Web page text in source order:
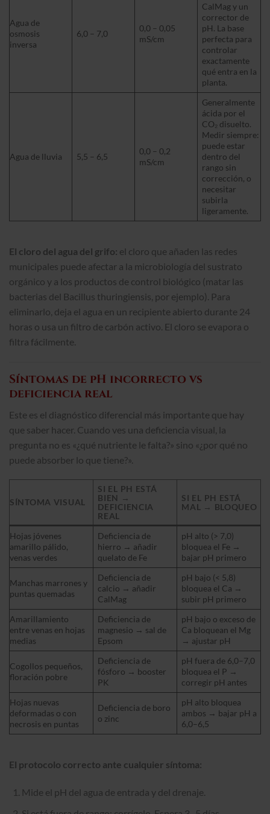
Agua de
osmosis
inversa
6,0 – 7,0
0,0 – 0,05
mS/cm
CalMag y un
corrector de
pH. La base
perfecta para
controlar
exactamente
qué entra en la
planta.
Agua de lluvia 5,5 – 6,5
0,0 – 0,2
mS/cm
Generalmente
ácida por el
CO₂ disuelto.
Medir siempre:
puede estar
dentro del
rango sin
corrección, o
necesitar
subirla
ligeramente.
El cloro del agua del grifo: el cloro que añaden las redes
municipales puede afectar a la microbiología del sustrato
orgánico y a los productos de control biológico (matar las
bacterias del Bacillus thuringiensis, por ejemplo). Para
eliminarlo, deja el agua en un recipiente abierto durante 24
horas o usa un filtro de carbón activo. El cloro se evapora o
filtra fácilmente.
Síntomas de pH incorrecto vs
deficiencia real
Este es el diagnóstico diferencial más importante que hay
que saber hacer. Cuando ves una deficiencia visual, la
pregunta no es «¿qué nutriente le falta?» sino «¿por qué no
puede absorber lo que tiene?».
SÍNTOMA VISUAL
SI EL PH ESTÁ
BIEN →
DEFICIENCIA
REAL
SI EL PH ESTÁ
MAL → BLOQUEO
Hojas jóvenes
amarillo pálido,
venas verdes
Deficiencia de
hierro → añadir
quelato de Fe
pH alto (> 7,0)
bloquea el Fe →
bajar pH primero
Manchas marrones y
puntas quemadas
Deficiencia de
calcio → añadir
CalMag
pH bajo (< 5,8)
bloquea el Ca →
subir pH primero
Amarillamiento
entre venas en hojas
medias
Deficiencia de
magnesio → sal de
Epsom
pH bajo o exceso de
Ca bloquean el Mg
→ ajustar pH
Cogollos pequeños,
floración pobre
Deficiencia de
fósforo → booster
PK
pH fuera de 6,0–7,0
bloquea el P →
corregir pH antes
Hojas nuevas
deformadas o con
necrosis en puntas
Deficiencia de boro
o zinc
pH alto bloquea
ambos → bajar pH a
6,0–6,5
El protocolo correcto ante cualquier síntoma:
Mide el pH del agua de entrada y del drenaje.